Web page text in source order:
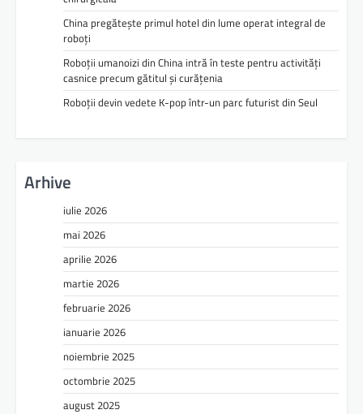
China pregătește primul hotel din lume operat integral de
roboți
Roboții umanoizi din China intră în teste pentru activități
casnice precum gătitul și curățenia
Roboții devin vedete K-pop într-un parc futurist din Seul
Arhive
iulie 2026
mai 2026
aprilie 2026
martie 2026
februarie 2026
ianuarie 2026
noiembrie 2025
octombrie 2025
august 2025